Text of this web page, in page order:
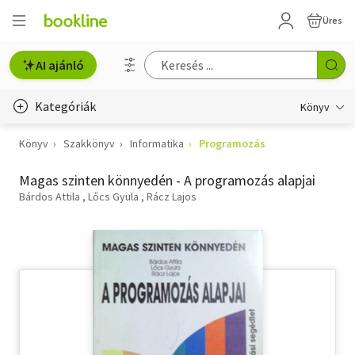
Üres
AI ajánló
Kategóriák Könyv
Életmód, egészség
Erotika
Hobbi, szabadidő
Könyv Szakkönyv Informatika Programozás
Magas szinten könnyedén - A programozás alapjai
Bárdos Attila Lőcs Gyula Rácz Lajos